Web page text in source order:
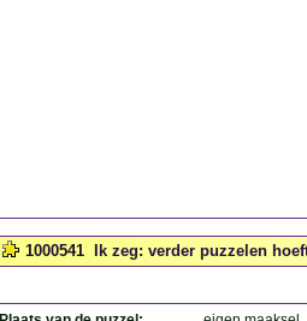
1000541 Ik zeg: verder puzzelen